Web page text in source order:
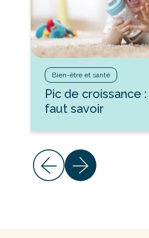
Bien-être et santé
Pic de croissance
faut savoir